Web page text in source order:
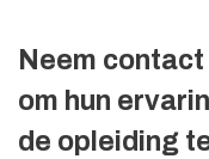
Neem
om hun
de opleiding